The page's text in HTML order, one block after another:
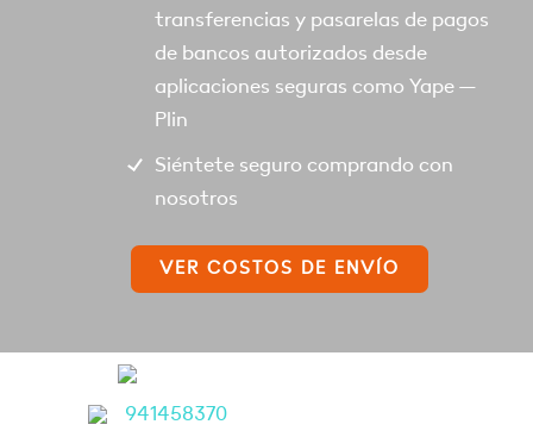
transferencias y pasarelas de pagos
de bancos autorizados desde
aplicaciones seguras como Yape –
Plin
Siéntete seguro comprando con
nosotros
VER COSTOS DE ENVÍO
941458370